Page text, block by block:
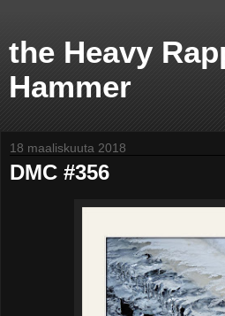
the Heavy
Hammer
18 maaliskuuta 2018
DMC #356